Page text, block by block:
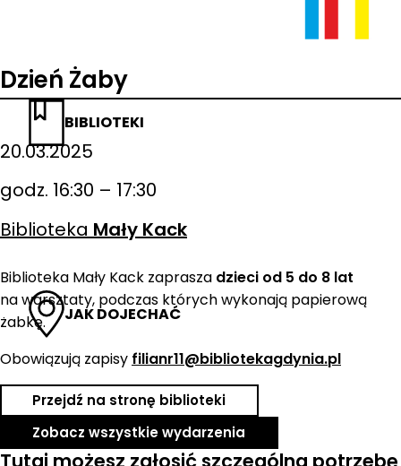
BIBLIOTEKI
JAK DOJECHAĆ
Dzień Żaby
20.03.2025
godz. 16:30 – 17:30
Biblioteka Mały Kack
Biblioteka Mały Kack zaprasza dzieci od 5 do 8 lat
na warsztaty, podczas których wykonają papierową
żabkę.
Obowiązują zapisy filianr11@bibliotekagdynia.pl
Przejdź na stronę biblioteki
Zobacz wszystkie wydarzenia